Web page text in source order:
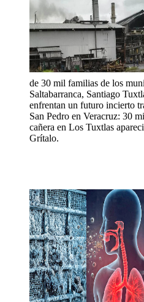
de 30 mil familias de los
Saltabarranca, Santiago
enfrentan un futuro incierto
San Pedro en Veracruz: 30
cañera en Los Tuxtlas
Grítalo.